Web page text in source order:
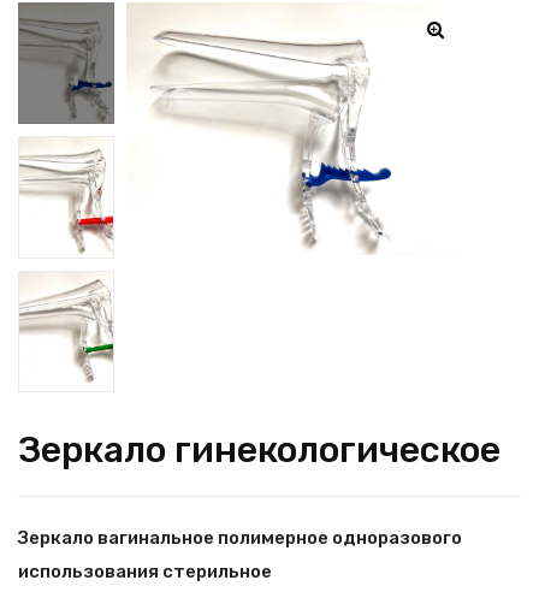
Зеркало гинекологическое
Зеркало вагинальное полимерное одноразового
использования стерильное